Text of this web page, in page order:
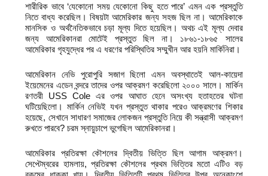
শারীরিক ভাবে ‘যেকোনো সময় যেকোনো কিছু হতে পারে’ এমন এক প্রস্তুতি
নিতে বাধ্য করেছিল। বিষয়টা আমেরিকার জন্য সহজ ছিল না। আমেরিকাকে
মানসিক ও অর্থনৈতিকভাবে চড়া মূল্য দিতে হয়েছিল। অথচ এই মূল্য দেবার
জন্য আমেরিকানরা মোটেই প্রস্তুত ছিল না। ১৮৬১-১৮৬৫ সালের
আমেরিকার গৃহযুদ্ধের পর এ ধরণের পরিস্থিতির সম্মুখীন আর হয়নি মার্কিনিরা।
আমেরিকান নেভি পুরোপুরি সজাগ ছিলো এমন অবস্থাতেই আল-কায়েদা
ইয়েমেনের এডেন বন্দরে তাদের ওপর আক্রমণ করেছিলো ২০০০ সালে। মার্কিন
রণতরী USS Cole এর ওপর আঘাত হেনে অসংখ্য হতাহতের ঘটনা
ঘটিয়েছিলো। মার্কিন নেভিই যখন প্রস্তুত থাকার পরেও আক্রমণের শিকার
হয়েছে, সেখানে সাধারণ সমাজের লোকজন প্রস্তুতি নিয়ে কী সন্ত্রাসী আক্রমণ
রুখতে পারবে? চরম স্নায়ুচাপে ভুগেছিল আমেরিকানরা।
আমেরিকার প্রতিরক্ষা কৌশলের দ্বিতীয় ভিত্তি ছিল আগাম আক্রমণ।
সেপ্টেম্বরের হামলায়, প্রতিরক্ষা কৌশলের প্রথম ভিত্তির মতো এটিও বড়